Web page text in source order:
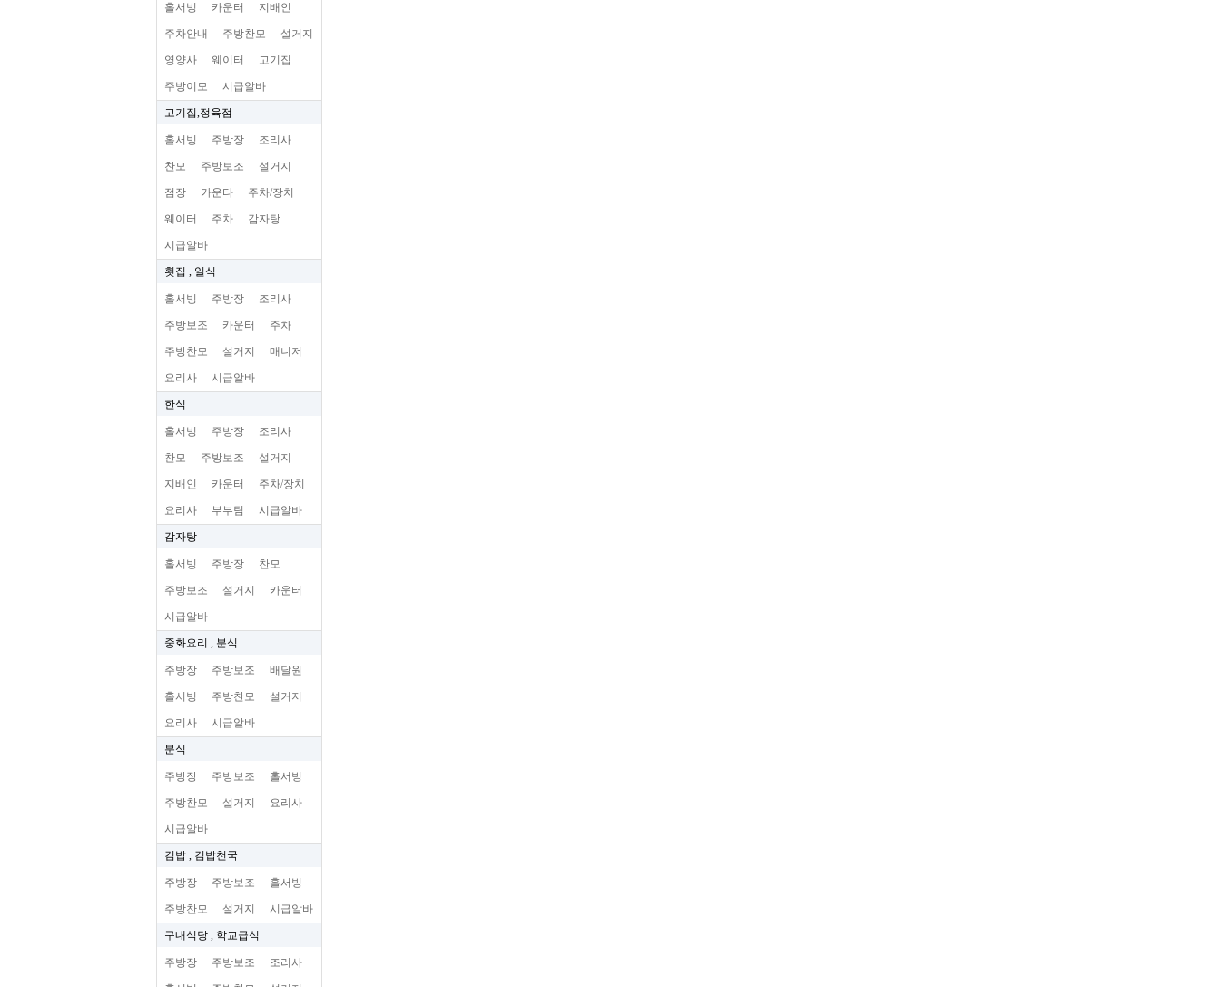
홀서빙 카운터 지배인
주차안내 주방찬모 설거지
영양사 웨이터 고기집
주방이모 시급알바
고기집,정육점
홀서빙 주방장 조리사
찬모 주방보조 설거지
점장 카운타 주차/장치
웨이터 주차 감자탕
시급알바
횟집 , 일식
홀서빙 주방장 조리사
주방보조 카운터 주차
주방찬모 설거지 매니저
요리사 시급알바
한식
홀서빙 주방장 조리사
찬모 주방보조 설거지
지배인 카운터 주차/장치
요리사 부부팀 시급알바
감자탕
홀서빙 주방장 찬모
주방보조 설거지 카운터
시급알바
중화요리 , 분식
주방장 주방보조 배달원
홀서빙 주방찬모 설거지
요리사 시급알바
분식
주방장 주방보조 홀서빙
주방찬모 설거지 요리사
시급알바
김밥 , 김밥천국
주방장 주방보조 홀서빙
주방찬모 설거지 시급알바
구내식당 , 학교급식
주방장 주방보조 조리사